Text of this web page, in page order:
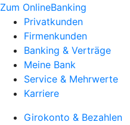
Zum OnlineBanking
Privatkunden
Firmenkunden
Banking & Verträge
Meine Bank
Service & Mehrwerte
Karriere
Girokonto & Bezahlen